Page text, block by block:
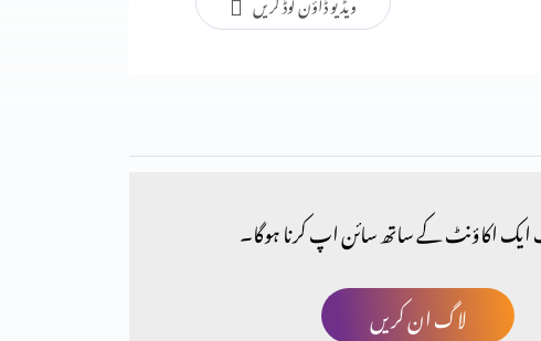
اکاؤنٹ کے ساتھ سائن اپ کرنا ہوگا۔
لاگ ان کریں